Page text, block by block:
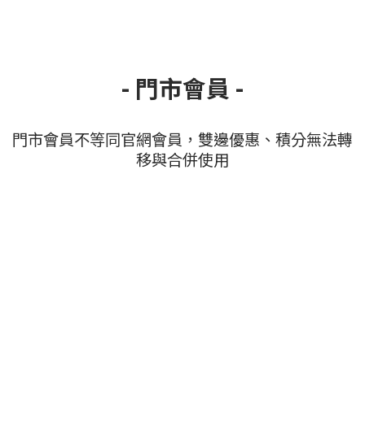
- 門市會員 -
門市會員不等同官網會員，雙邊優惠、積分無法轉
移與合併使用